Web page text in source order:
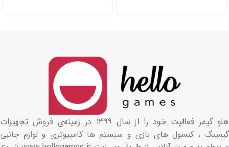
هلو گیمز فعالیت خود را از سال ۱۳۹۹ در زمینه‌ی فروش تجهیزات
گیمینگ ، کنسول های بازی و سیستم ها کامپیوتری و لوازم جانبی